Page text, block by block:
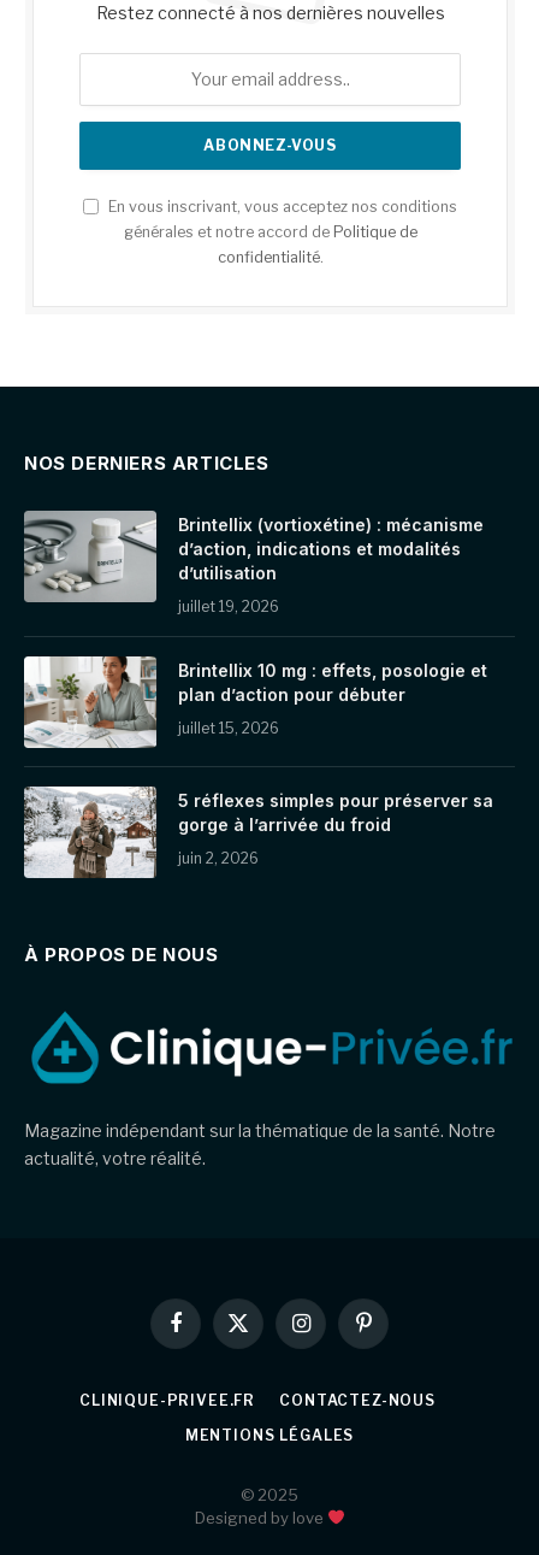
Restez connecté à nos dernières nouvelles
En vous inscrivant, vous acceptez nos conditions
générales et notre accord de Politique de
confidentialité.
NOS DERNIERS ARTICLES
Brintellix (vortioxétine) : mécanisme
d’action, indications et modalités
d’utilisation
juillet 19, 2026
Brintellix 10 mg : effets, posologie et
plan d’action pour débuter
juillet 15, 2026
5 réflexes simples pour préserver sa
gorge à l’arrivée du froid
juin 2, 2026
À PROPOS DE NOUS
Magazine indépendant sur la thématique de la santé. Notre
actualité, votre réalité.
Facebook
X
(Twitter)
InstagramPinterest
CLINIQUE-PRIVEE.FR
CONTACTEZ-NOUS
MENTIONS LÉGALES
© 2025
Designed by love